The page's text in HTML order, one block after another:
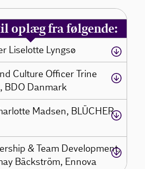
oplæg fra følgende:
Liselotte Lyngsø
Culture Officer Trine
BDO Danmark
Madsen, BLÜCHER
& Team Development,
Bäckström, Ennova